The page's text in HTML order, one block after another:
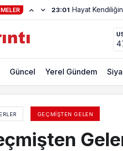
22:56 Haftanın Şiiri
Güncel Yerel Gündem
GEÇMIŞTEN GELEN
Gelen Fotoğraflar